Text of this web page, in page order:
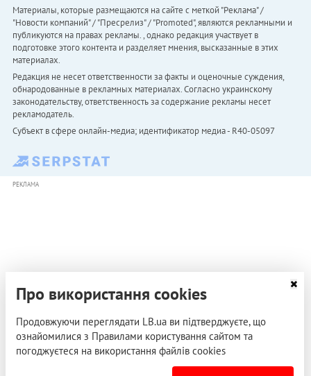
Материалы, которые размещаются на сайте с меткой "Реклама" /
"Новости компаний" / "Пресрелиз" / "Promoted", являются рекламными и
публикуются на правах рекламы. , однако редакция участвует в
подготовке этого контента и разделяет мнения, высказанные в этих
материалах.
Редакция не несет ответственности за факты и оценочные суждения,
обнародованные в рекламных материалах. Согласно украинскому
законодательству, ответственность за содержание рекламы несет
рекламодатель.
Субъект в сфере онлайн-медиа; идентификатор медиа - R40-05097
РЕКЛАМА
Про використання cookies
Продовжуючи переглядати LB.ua ви підтверджуєте, що
ознайомилися з Правилами користування сайтом та
погоджуєтеся на використання файлів cookies